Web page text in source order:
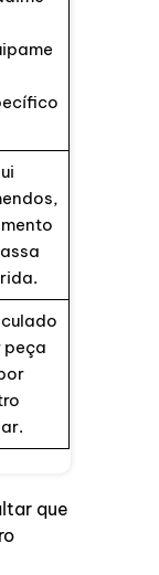
peça
que